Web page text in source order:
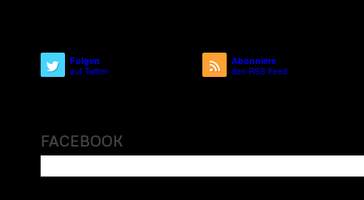
Folgen
auf Twitter
Abonniere
den RSS Feed
FACEBOOK